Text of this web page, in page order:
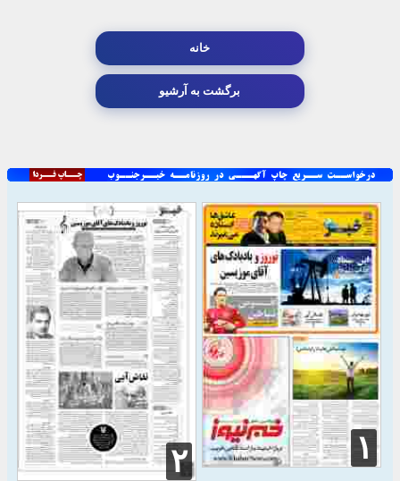
خانه
برگشت به آرشیو
۱ ۲